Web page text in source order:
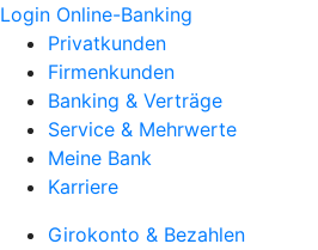
Login Online-Banking
Privatkunden
Firmenkunden
Banking & Verträge
Service & Mehrwerte
Meine Bank
Karriere
Girokonto & Bezahlen